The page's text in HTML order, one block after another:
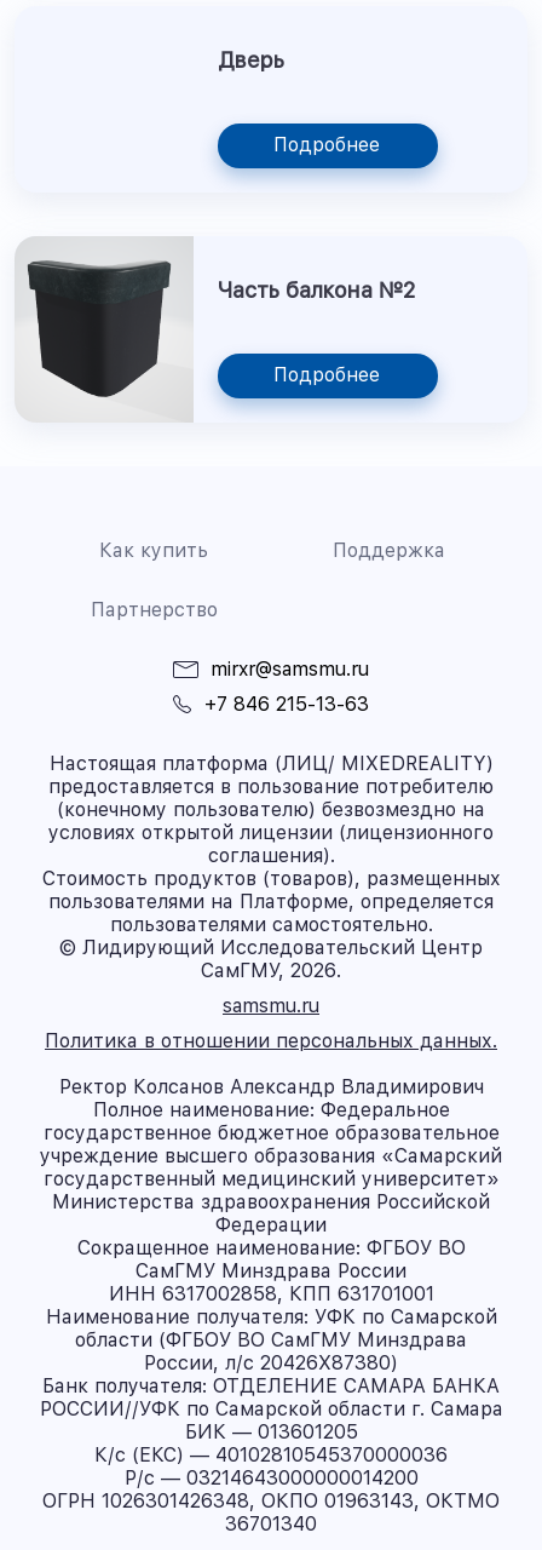
Дверь
Подробнее
Часть балкона №2
Подробнее
Как купить Поддержка
Партнерство
mirxr@samsmu.ru
+7 846 215-13-63
Настоящая платформа (ЛИЦ/ MIXEDREALITY)
предоставляется в пользование потребителю
(конечному пользователю) безвозмездно на
условиях открытой лицензии (лицензионного
соглашения).
Стоимость продуктов (товаров), размещенных
пользователями на Платформе, определяется
пользователями самостоятельно.
© Лидирующий Исследовательский Центр
СамГМУ, 2026.
samsmu.ru
Политика в отношении персональных данных.
Ректор Колсанов Александр Владимирович
Полное наименование: Федеральное
государственное бюджетное образовательное
учреждение высшего образования «Самарский
государственный медицинский университет»
Министерства здравоохранения Российской
Федерации
Сокращенное наименование: ФГБОУ ВО
СамГМУ Минздрава России
ИНН 6317002858, КПП 631701001
Наименование получателя: УФК по Самарской
области (ФГБОУ ВО СамГМУ Минздрава
России, л/с 20426X87380)
Банк получателя: ОТДЕЛЕНИЕ САМАРА БАНКА
РОССИИ//УФК по Самарской области г. Самара
БИК — 013601205
К/с (ЕКС) — 40102810545370000036
Р/с — 03214643000000014200
ОГРН 1026301426348, ОКПО 01963143, ОКТМО
36701340